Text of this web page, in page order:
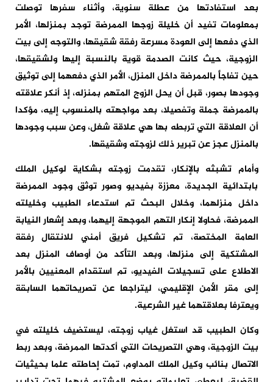
بعد استفادتها من عطلة سنوية، وأثناء سفرها توصلت
بمعلومات تفيد أن خليلة زوجها الممرضة توجد بمنزلها، الأمر
الذي دفعها إلى العودة مسرعة رفقة شقيقها، والتوجه إلى بيت
الزوجية، حيث كانت الصدمة قوية بالنسبة إليها ولشقيقها،
حين تفاجأ بالممرضة داخل المنزل، الأمر الذي دفعهما إلى توثيق
وجودها بصور، قبل أن يحل الزوج المتهم بمنزله، إذ أنكر علاقته
بالممرضة جملة وتفصيلا، بعد مواجهته بالمنسوب إليه، مؤكدا
أن العلاقة التي تربطه بها هي علاقة شغل، وعن سبب وجودها
بالمنزل عجز عن تبرير ذلك لزوجته وشقيقها.
وأمام تشبثه بالإنكار، تقدمت زوجته بشكاية لوكيل الملك
بابتدائية الجديدة، معززة بفيديو وصور توثق وجود الممرضة
داخل منزلهما، وخلال البحث تم استدعاء الطبيب وخليلته
الممرضة، فحاولا إنكار التهم الموجهة إليهما، وبعد إشعار النيابة
العامة المختصة، تم تشكيل فريق أمني للانتقال رفقة
المشتكية إلى منزلها، وبعد التأكد من أوصاف المنزل بعد
الاطلاع على تسجيلات الفيديو، تم استقدام المعنيين بالأمر
إلى مقر الأمن الإقليمي، ليتراجعا عن تصريحاتهما السابقة
ويعترفا بعلاقتهما غير الشرعية.
وكان الطبيب قد استغل غياب زوجته، ليستضيف خليلته في
بيت الزوجية، وهي التصريحات التي أكدتها الممرضة، وبعد ربط
الاتصال بنائب وكيل الملك المداوم، تمت إحاطته علما بحيثيات